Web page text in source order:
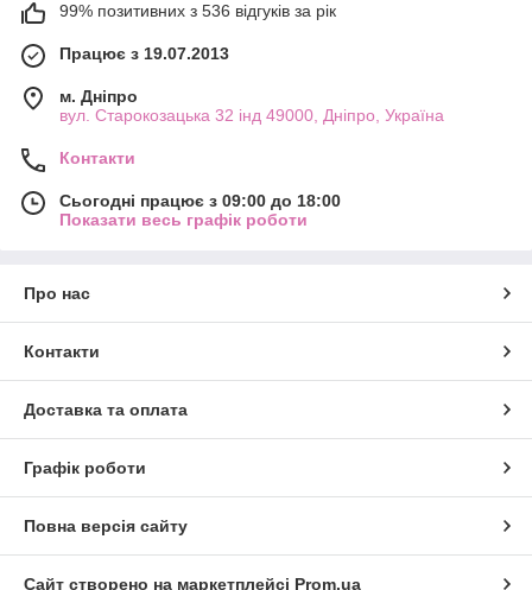
99% позитивних з 536 відгуків за рік
Працює з 19.07.2013
м. Дніпро
вул. Старокозацька 32 інд 49000, Дніпро, Україна
Контакти
Сьогодні працює з 09:00 до 18:00
Показати весь графік роботи
Про нас
Контакти
Доставка та оплата
Графік роботи
Повна версія сайту
Сайт створено на маркетплейсі Prom.ua